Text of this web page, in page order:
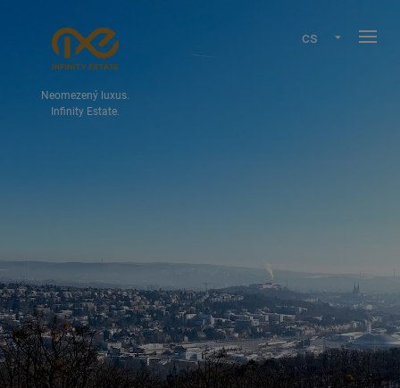
Neomezený luxus.
Infinity Estate.
cs